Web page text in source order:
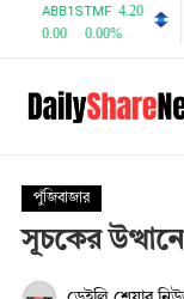
পুঁজিবাজার
সূচকের